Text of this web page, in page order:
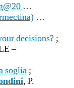
…
…
decisions? ;
–
soglia ;
, P.